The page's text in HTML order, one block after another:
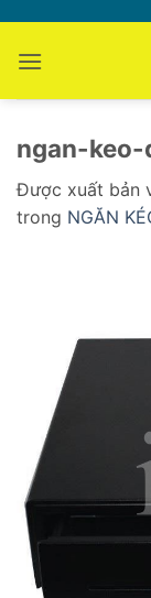
nội
dung
ngan-
Được xuất bản
trong NGĂN